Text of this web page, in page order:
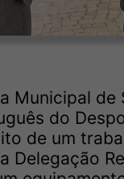
Municipal
do
de um
Delegação